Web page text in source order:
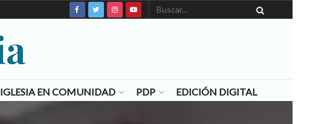
IGLESIA EN COMUNIDAD PDP EDICIÓN DIGITAL